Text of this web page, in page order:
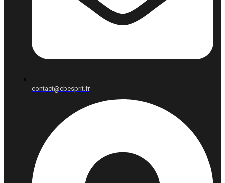
contact@cbesprit.fr